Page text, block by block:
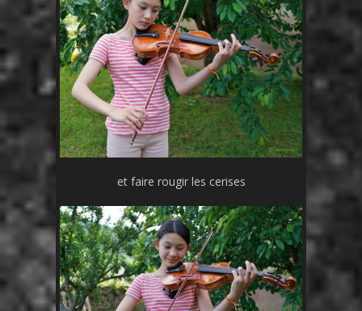
et faire rougir les cerises